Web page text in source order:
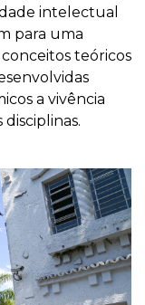
intelectual
para uma
teóricos
a vivência